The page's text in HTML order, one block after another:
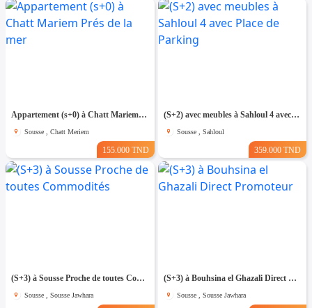
Appartement (s+0) à Chatt Mariem Prés de la mer
Sousse , Chatt Meriem
155.000 TND
(S+2) avec meubles à Sahloul 4 avec Place de Parking
Sousse , Sahloul
359.000 TND
(S+3) à Sousse Proche de toutes Commodités
Sousse , Sousse Jawhara
(S+3) à Bouhsina el Ghazali Direct Promoteur
Sousse , Sousse Jawhara